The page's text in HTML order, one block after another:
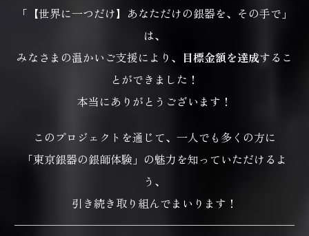
「【世界に一つだけ】あなただけの銀器を、その手で」
は、
みなさまの温かいご支援により、 目標金額を達成するこ
とができました！
本当にありがとうございます！
このプロジェクトを通じて、一人でも多くの方に
「東京銀器の銀師体験」の魅力を知っていただけるよ
う、
引き続き取り組んでまいります！